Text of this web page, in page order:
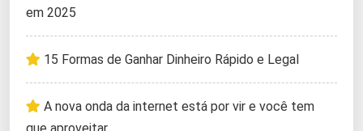
em 2025
15 Formas de Ganhar Dinheiro Rápido e Legal
A nova onda da internet está por vir e você tem